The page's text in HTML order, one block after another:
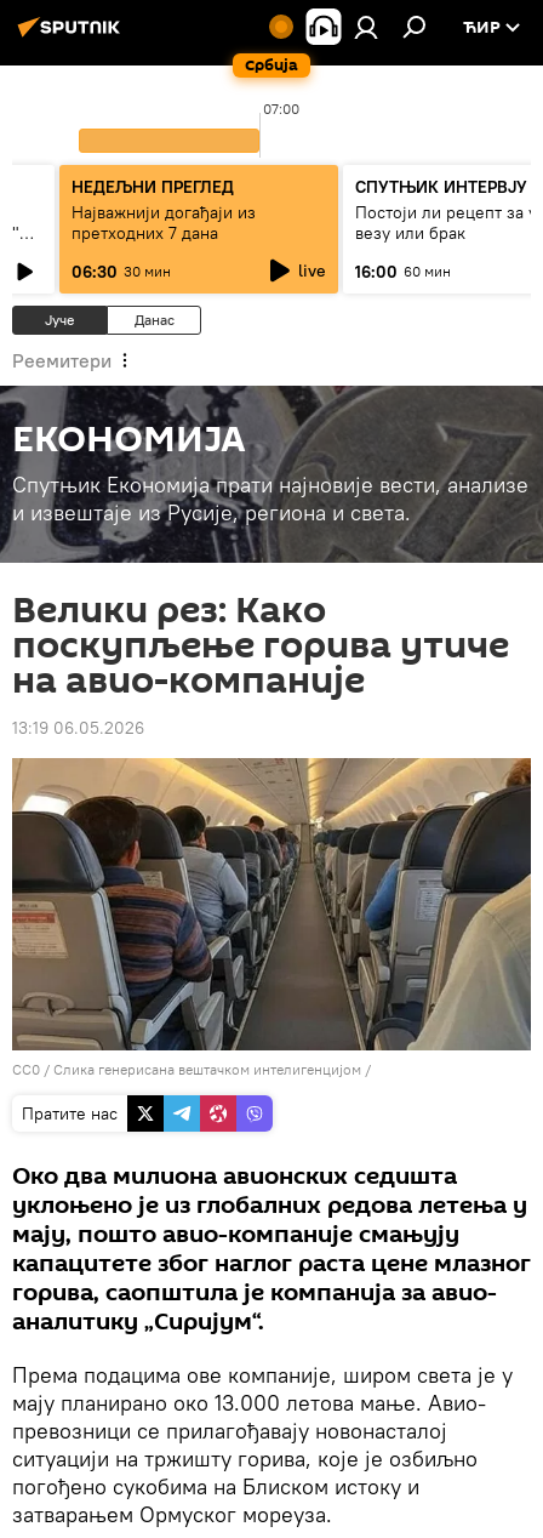
Србија
ЋИР
07:00
НЕДЕЉНИ ПРЕГЛЕД
Најважнији догађаји из
претходних 7 дана
06:30 30 мин live
СПУТЊИК ИНТЕРВЈУ
Постоји ли рецепт за
везу или брак
16:00 60 мин
Јуче Данас
Реемитери
ЕКОНОМИЈА
Спутњик Економија прати најновије вести, анализе
и извештаје из Русије, региона и света.
Велики рез: Како
поскупљење горива утиче
на авио-компаније
13:19 06.05.2026
CC0 / Слика генерисана вештачком интелигенцијом /
Пратите нас
Око два милиона авионских седишта
уклоњено је из глобалних редова летења у
мају, пошто авио-компаније смањују
капацитете због наглог раста цене млазног
горива, саопштила је компанија за авио-
аналитику „Сиријум“.
Према подацима ове компаније, широм света је у
мају планирано око 13.000 летова мање. Авио-
превозници се прилагођавају новонасталој
ситуацији на тржишту горива, које је озбиљно
погођено сукобима на Блиском истоку и
затварањем Ормуског мореуза.